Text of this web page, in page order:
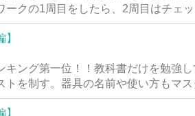
クの1周目をしたら、2周目はチェッ
キング第一位！！教科書だけを勉強
を制す。器具の名前や使い方もマス